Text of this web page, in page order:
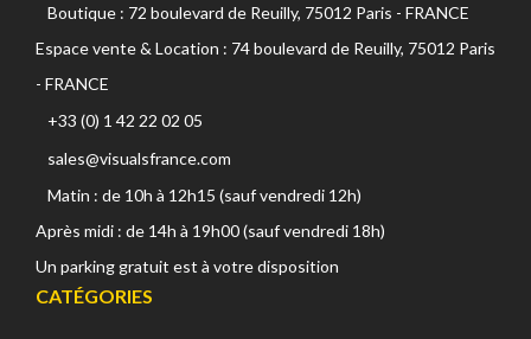
Boutique : 72 boulevard de Reuilly, 75012 Paris - FRANCE
Espace vente & Location : 74 boulevard de Reuilly, 75012 Paris
- FRANCE
+33 (0) 1 42 22 02 05
sales@visualsfrance.com
Matin : de 10h à 12h15 (sauf vendredi 12h)
Après midi : de 14h à 19h00 (sauf vendredi 18h)
Un parking gratuit est à votre disposition
CATÉGORIES